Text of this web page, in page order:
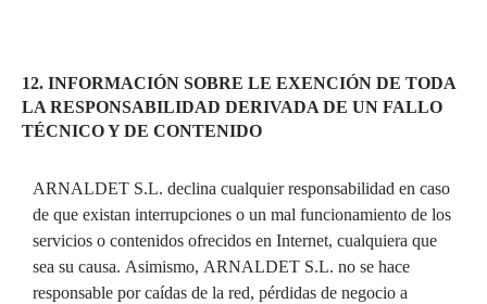
12. INFORMACIÓN SOBRE LE EXENCIÓN DE TODA
LA RESPONSABILIDAD DERIVADA DE UN FALLO
TÉCNICO Y DE CONTENIDO
ARNALDET S.L. declina cualquier responsabilidad en caso
de que existan interrupciones o un mal funcionamiento de los
servicios o contenidos ofrecidos en Internet, cualquiera que
sea su causa. Asimismo, ARNALDET S.L. no se hace
responsable por caídas de la red, pérdidas de negocio a